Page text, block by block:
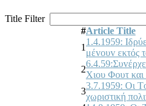
Title Filter
#Article Title
1
1.4.1959:
μέvoυv εκτός
2
Χιoυ Φoυτ
3
3.7.1959: Οι
χωριστική